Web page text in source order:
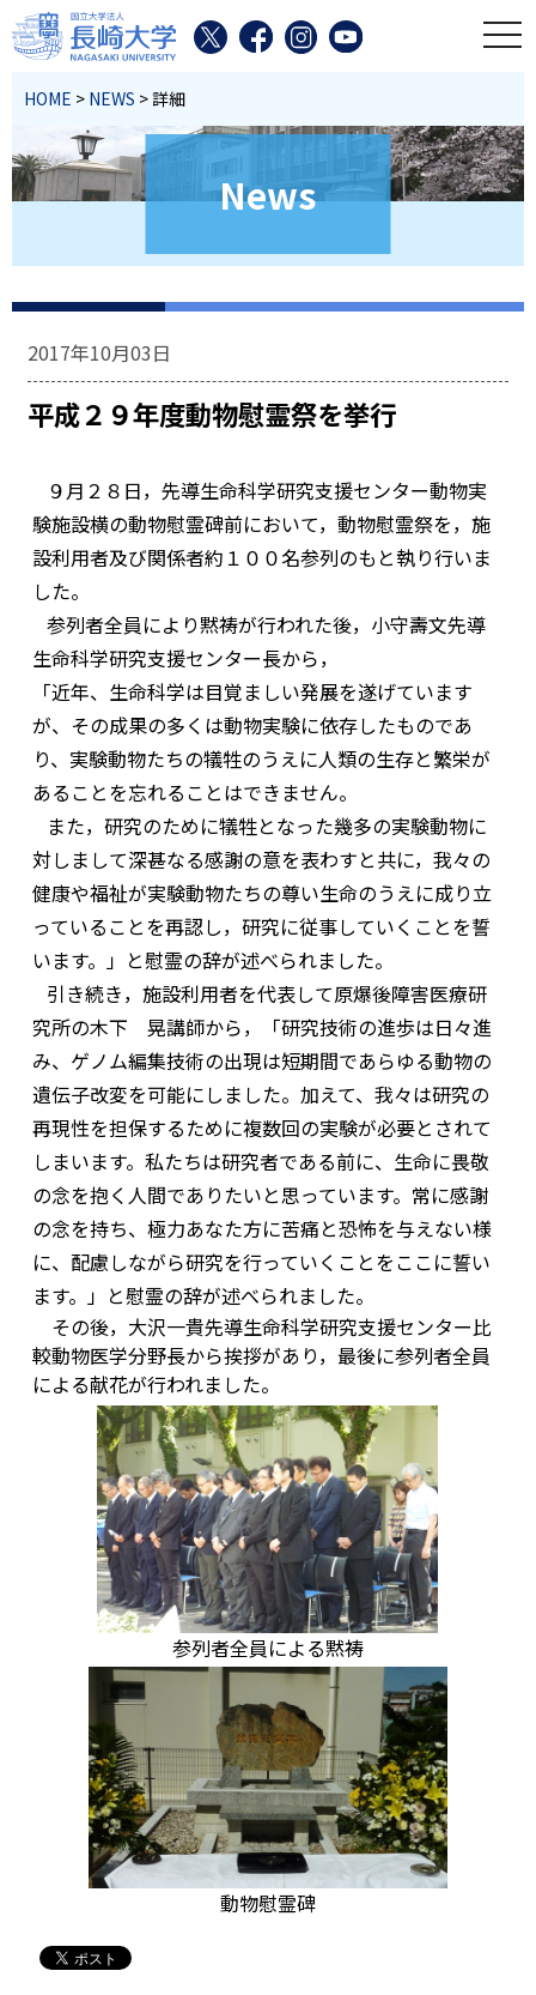
HOME > NEWS > 詳細
News
2017年10月03日
平成２９年度動物慰霊祭を挙行
９月２８日，先導生命科学研究支援センター動物実
験施設横の動物慰霊碑前において，動物慰霊祭を，施
設利用者及び関係者約１００名参列のもと執り行いま
した。
参列者全員により黙祷が行われた後，小守壽文先導
生命科学研究支援センター長から，
「近年、生命科学は目覚ましい発展を遂げています
が、その成果の多くは動物実験に依存したものであ
り、実験動物たちの犠牲のうえに人類の生存と繁栄が
あることを忘れることはできません。
また，研究のために犠牲となった幾多の実験動物に
対しまして深甚なる感謝の意を表わすと共に，我々の
健康や福祉が実験動物たちの尊い生命のうえに成り立
っていることを再認し，研究に従事していくことを誓
います。」と慰霊の辞が述べられました。
引き続き，施設利用者を代表して原爆後障害医療研
究所の木下 晃講師から，「研究技術の進歩は日々進
み、ゲノム編集技術の出現は短期間であらゆる動物の
遺伝子改変を可能にしました。加えて、我々は研究の
再現性を担保するために複数回の実験が必要とされて
しまいます。私たちは研究者である前に、生命に畏敬
の念を抱く人間でありたいと思っています。常に感謝
の念を持ち、極力あなた方に苦痛と恐怖を与えない様
に、配慮しながら研究を行っていくことをここに誓い
ます。」と慰霊の辞が述べられました。
その後，大沢一貴先導生命科学研究支援センター比
較動物医学分野長から挨拶があり，最後に参列者全員
による献花が行われました。
参列者全員による黙祷
動物慰霊碑